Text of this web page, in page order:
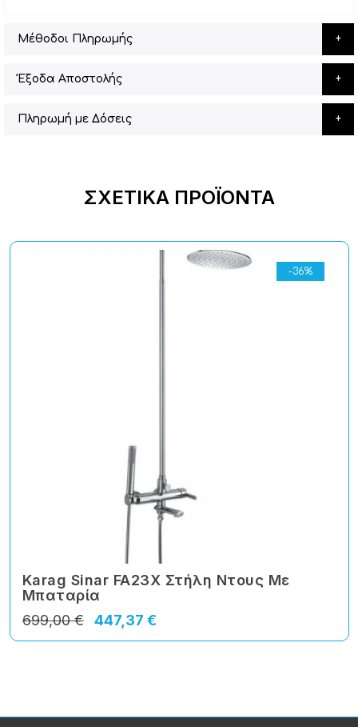
Μέθοδοι Πληρωμής
Έξοδα Αποστολής
Πληρωμή με Δόσεις
ΣΧΕΤΙΚΆ ΠΡΟΪΌΝΤΑ
-36%
Karag Sinar FA23X Στήλη Ντους Με
Μπαταρία
447,37 €
699,00 €